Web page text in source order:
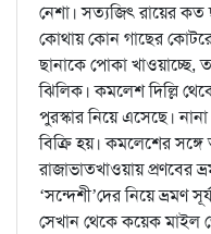
নেশা। সত্যজিৎ রায়ের কত
কোথায় কোন গাছের কোটরে
ছানাকে পোকা খাওয়াচ্ছে,
ঝিলিক। কমলেশ দিল্লি
পুরস্কার নিয়ে এসেছে।
বিক্রি হয়। কমলেশের
রাজাভাতখাওয়ায় প্রণবের
‘সন্দেশী’দের নিয়ে
সেখান থেকে কয়েক মাইল